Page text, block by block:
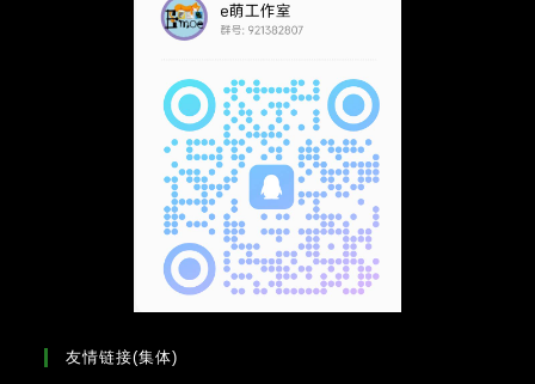
友情链接(集体)